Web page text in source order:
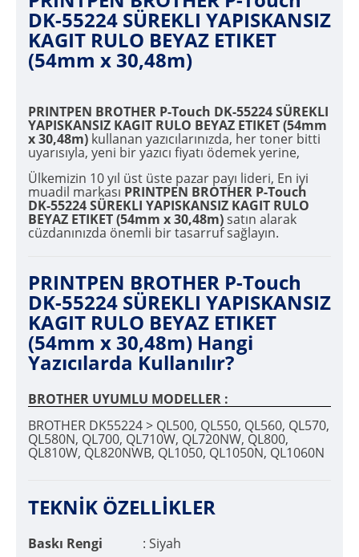
DK-55224 SÜREKLI YAPISKANSIZ
KAGIT RULO BEYAZ ETIKET
(54mm x 30,48m)
PRINTPEN BROTHER P-Touch DK-55224 SÜREKLI
YAPISKANSIZ KAGIT RULO BEYAZ ETIKET (54mm
x 30,48m) kullanan yazıcılarınızda, her toner bitti
uyarısıyla, yeni bir yazıcı fiyatı ödemek yerine,
Ülkemizin 10 yıl üst üste pazar payı lideri, En iyi
muadil markası PRINTPEN BROTHER P-Touch
DK-55224 SÜREKLI YAPISKANSIZ KAGIT RULO
BEYAZ ETIKET (54mm x 30,48m)satın alarak
cüzdanınızda önemli bir tasarruf sağlayın.
PRINTPEN BROTHER P-Touch
DK-55224 SÜREKLI YAPISKANSIZ
KAGIT RULO BEYAZ ETIKET
(54mm x 30,48m) Hangi
Yazıcılarda Kullanılır?
BROTHER UYUMLU MODELLER :
BROTHER DK55224 > QL500, QL550, QL560, QL570,
QL580N, QL700, QL710W, QL720NW, QL800,
QL810W, QL820NWB, QL1050, QL1050N, QL1060N
TEKNİK ÖZELLİKLER
Baskı Rengi
: Siyah